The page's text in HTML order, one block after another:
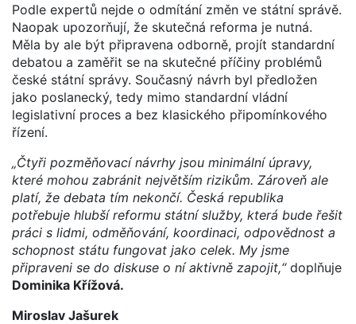
Podle expertů nejde o odmítání změn ve státní správě.
Naopak upozorňují, že skutečná reforma je nutná.
Měla by ale být připravena odborně, projít standardní
debatou a zaměřit se na skutečné příčiny problémů
české státní správy. Současný návrh byl předložen
jako poslanecký, tedy mimo standardní vládní
legislativní proces a bez klasického připomínkového
řízení.
„Čtyři pozměňovací návrhy jsou minimální úpravy,
které mohou zabránit největším rizikům. Zároveň ale
platí, že debata tím nekončí. Česká republika
potřebuje hlubší reformu státní služby, která bude řešit
práci s lidmi, odměňování, koordinaci, odpovědnost a
schopnost státu fungovat jako celek. My jsme
připraveni se do diskuse o ní aktivně zapojit,“doplňuje
Dominika Křížová.
Miroslav Jašurek